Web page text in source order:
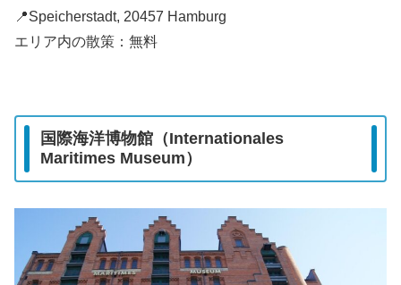
📍Speicherstadt, 20457 Hamburg
エリア内の散策：無料
国際海洋博物館（Internationales
Maritimes Museum）